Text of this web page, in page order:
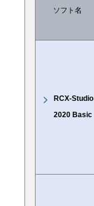
ソフト名
RCX-Studio
2020 Basic